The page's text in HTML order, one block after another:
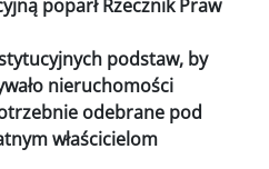
poparł Rzecznik Praw
podstaw, by
nieruchomości
odebrane pod
właścicielom